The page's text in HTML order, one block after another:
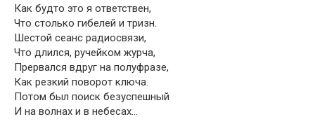
Как будто это я ответствен,
Что столько гибелей и тризн.
Шестой сеанс радиосвязи,
Что длился, ручейком журча,
Прервался вдруг на полуфразе,
Как резкий поворот ключа.
Потом был поиск безуспешный
И на волнах и в небесах…